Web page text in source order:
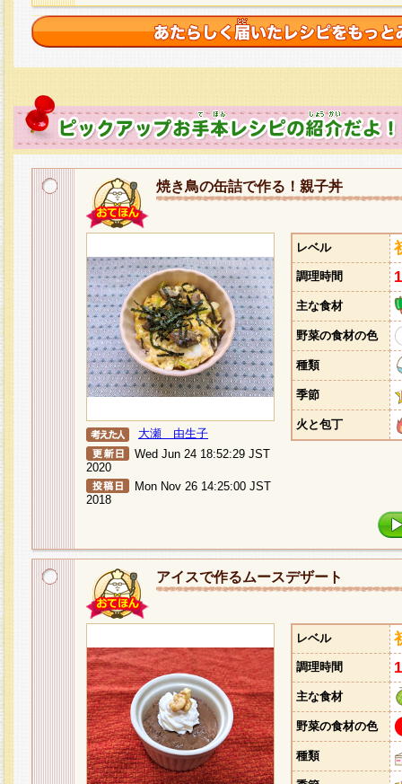
焼き鳥の缶詰で作る！親子丼
大瀬 由生子
Wed Jun 24 18:52:29 JST
2020
Mon Nov 26 14:25:00 JST
2018
レベル
調理時間
主な食材
野菜の食材の色
種類
季節
火と包丁
アイスで作るムースデザート
レベル
調理時間
主な食材
野菜の食材の色
種類